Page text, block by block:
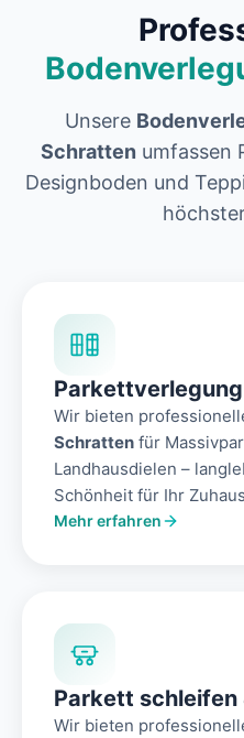
Unsere
Schratten umfassen
Designboden und
Parkettverlegung
Wir bieten
Schratten für
Landhausdielen –
Schönheit für Ihr
Mehr erfahren
Parkett schleifen
Wir bieten